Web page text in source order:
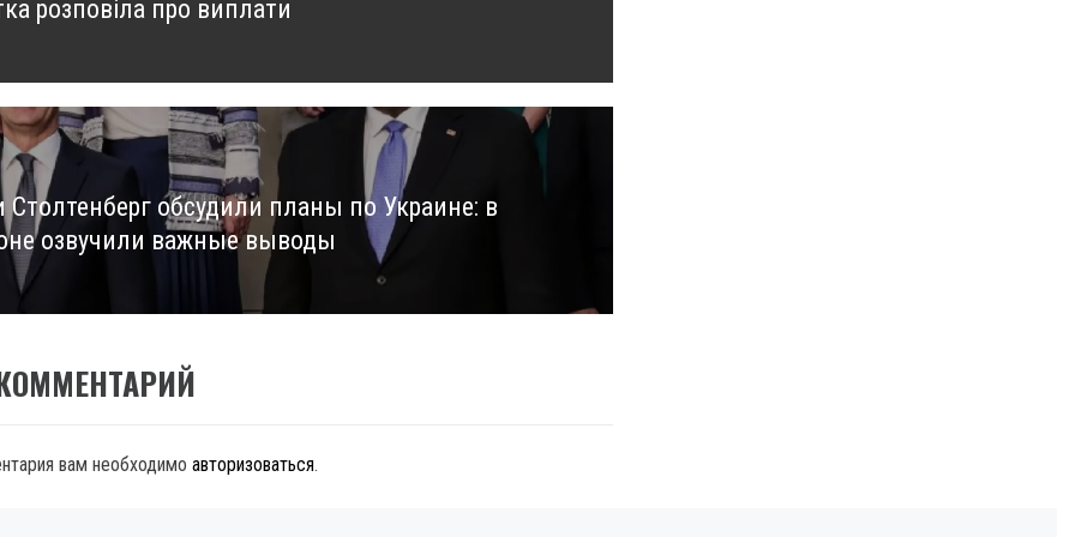
розповіла про виплати
Столтенберг обсудили планы по Украине: в
озвучили важные выводы
вам необходимо авторизоваться.